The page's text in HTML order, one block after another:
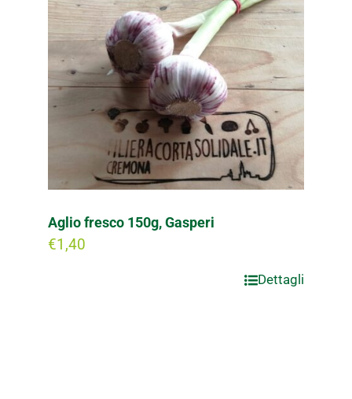
Aglio fresco 150g, Gasperi
€1,40
Dettagli